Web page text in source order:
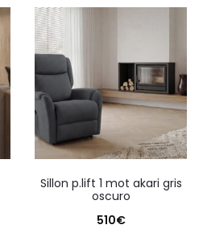
sillon p.lift 1 mot akari gris
oscuro
510€